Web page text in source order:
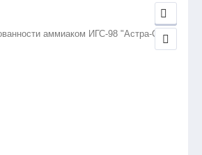
аммиаком ИГС-98 "Астра-СВ"